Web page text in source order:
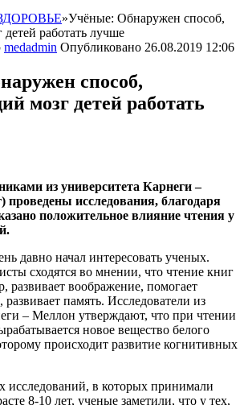
»Учёные: Обнаружен способ,
работать лучше
medadmin Опубликовано 26.08.2019 12:06
способ,
мозг детей работать
из университета Карнеги –
проведены исследования, благодаря
положительное влияние чтения у
давно начал интересовать ученых.
сходятся во мнении, что чтение книг
развивает воображение, помогает
память. Исследователи из
– Меллон утверждают, что при чтении
новое вещество белого
происходит развитие когнитивных
исследований, в которых принимали
8-10 лет, ученые заметили, что у тех,